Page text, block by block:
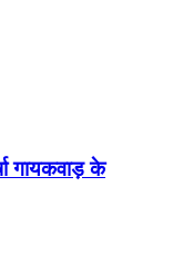
गायकवाड़ के